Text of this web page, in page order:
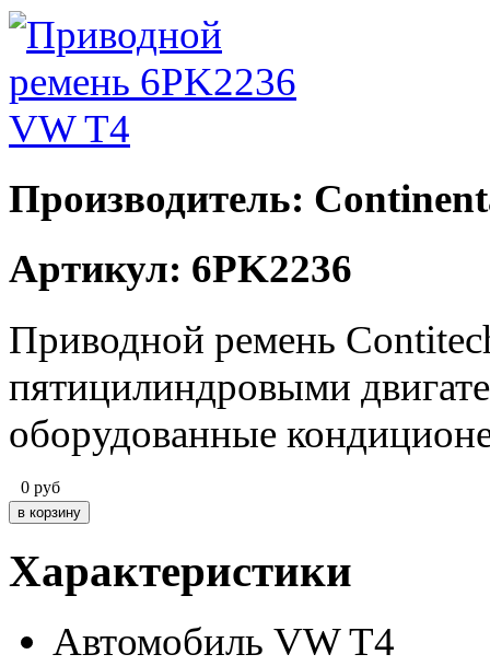
Производитель:
Артикул: 6PK2236
Приводной ремень
пятицилиндровыми
оборудованные
0 руб
Характеристики
Автомобиль VW T4